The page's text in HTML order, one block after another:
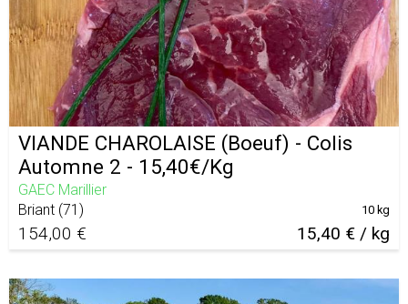
VIANDE CHAROLAISE (Boeuf) - Colis
Automne 2 - 15,40€/Kg
GAEC Marillier
Briant (71 )
154,00 € 15,40 € / kg
10 kg